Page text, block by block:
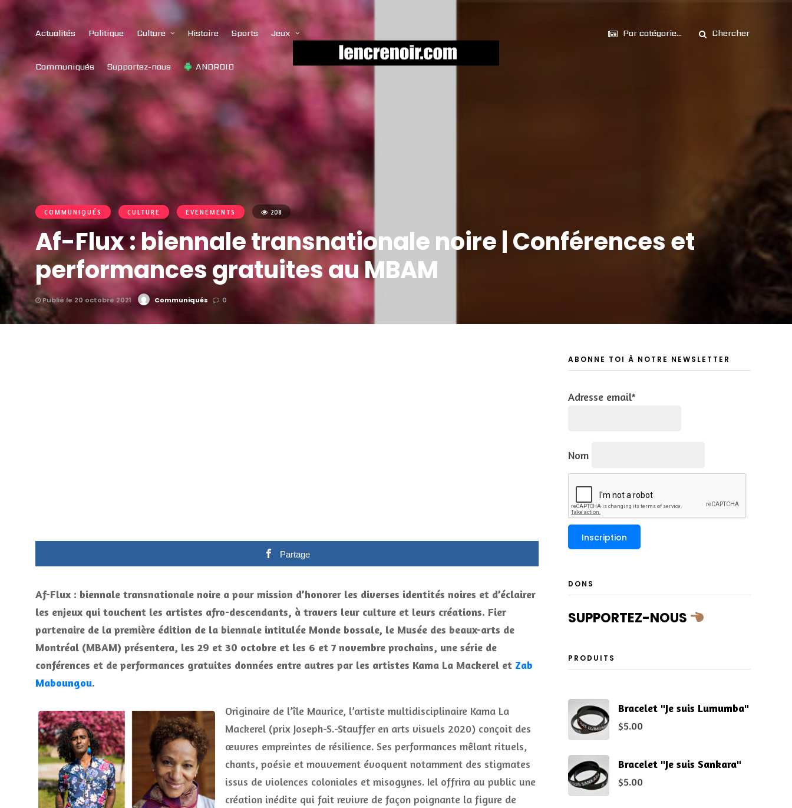
Actualités Politique Culture Histoire Sports Jeux
Communiqués Supportez-nous ANDROID
Par catégorie... Chercher
COMMUNIQUÉS CULTURE EVENEMENTS 208
Af-Flux : biennale transnationale noire | Conférences et
performances gratuites au MBAM
Publié le 20 octobre 2021 Communiqués 0
Partage
Af-Flux : biennale transnationale noire a pour mission d’honorer les diverses identités noires et d’éclairer
les enjeux qui touchent les artistes afro-descendants, à travers leur culture et leurs créations. Fier
partenaire de la première édition de la biennale intitulée Monde bossale, le Musée des beaux-arts de
Montréal (MBAM) présentera, les 29 et 30 octobre et les 6 et 7 novembre prochains, une série de
conférences et de performances gratuites données entre autres par les artistes Kama La Mackerel et Zab
Maboungou.
Originaire de l’île Maurice, l’artiste multidisciplinaire Kama La
Mackerel (prix Joseph-S.-Stauffer en arts visuels 2020) conçoit des
œuvres empreintes de résilience. Ses performances mêlant rituels,
chants, poésie et mouvement évoquent notamment des stigmates
issus de violences coloniales et misogynes. Iel offrira au public une
création inédite qui fait revivre de façon poignante la figure de
ABONNE TOI À NOTRE NEWSLETTER
Adresse email*
Nom
DONS
SUPPORTEZ-NOUS
PRODUITS
Bracelet "Je suis Lumumba"
$5.00
Bracelet "Je suis Sankara"
$5.00